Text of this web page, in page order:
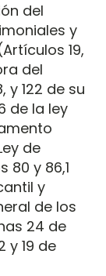
del
y
19,
del
122 de su
de la ley
de
80 y 86,1
y
de los
24 de
y 19 de